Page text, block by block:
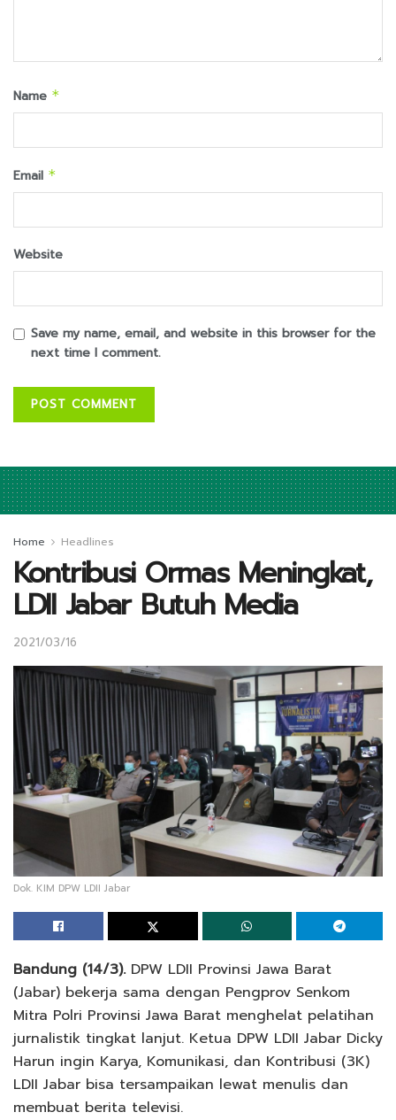
Name *
Email *
Website
Save my name, email, and website in this browser for the
next time I comment.
Home Headlines
Kontribusi Ormas Meningkat,
LDII Jabar Butuh Media
2021/03/16
Dok. KIM DPW LDII Jabar
Bandung (14/3).DPW LDII Provinsi Jawa Barat
(Jabar) bekerja sama dengan Pengprov Senkom
Mitra Polri Provinsi Jawa Barat menghelat pelatihan
jurnalistik tingkat lanjut. Ketua DPW LDII Jabar Dicky
Harun ingin Karya, Komunikasi, dan Kontribusi (3K)
LDII Jabar bisa tersampaikan lewat menulis dan
membuat berita televisi.